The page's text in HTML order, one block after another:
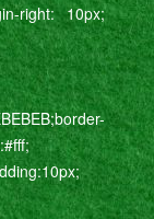
right: 10px;